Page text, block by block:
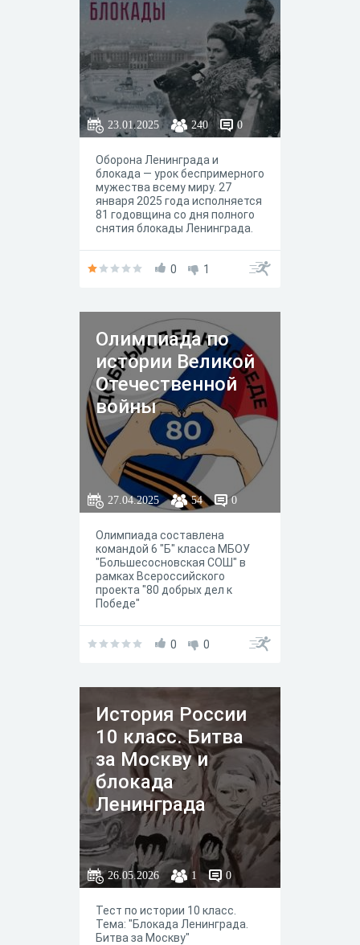
23.01.2025 240 0
Оборона Ленинграда и
блокада — урок беспримерного
мужества всему миру. 27
января 2025 года исполняется
81 годовщина со дня полного
снятия блокады Ленинграда.
знакомы с событиями
0 1
Олимпиада по
истории Великой
Отечественной
войны
27.04.2025 54 0
Олимпиада составлена
командой 6 "Б" класса МБОУ
"Большесосновская СОШ" в
рамках Всероссийского
проекта "80 добрых дел к
Победе"
0 0
История России
10 класс. Битва
за Москву и
блокада
Ленинграда
26.05.2026 1 0
Тест по истории 10 класс.
Тема: "Блокада Ленинграда.
Битва за Москву"